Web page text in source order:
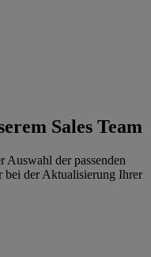
Sales Team
Auswahl der passenden
bei der Aktualisierung Ihrer